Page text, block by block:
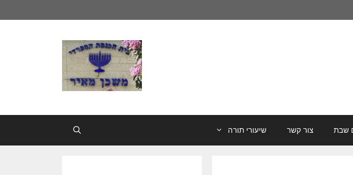
שבת צור קשר שיעורי תורה